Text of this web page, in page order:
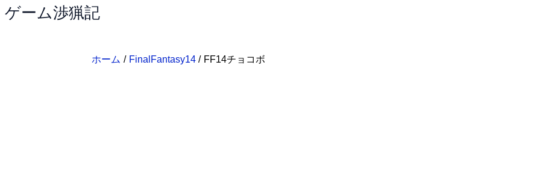
内
ゲーム渉猟記
ホーム FinalFantasy14 FF14チョコボ